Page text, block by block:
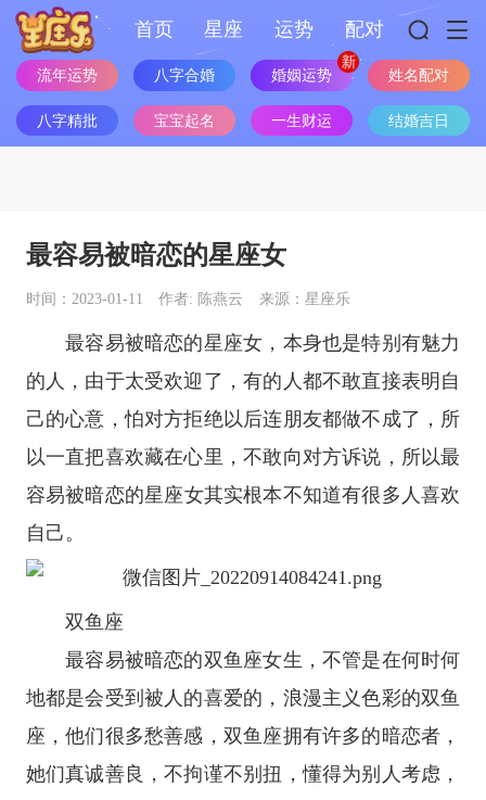
首页 星座 运势 配对
流年运势 八字合婚 婚姻运势 姓名配对
八字精批 宝宝起名 一生财运 结婚吉日
最容易被暗恋的星座女
时间：2023-01-11 作者: 陈燕云 来源：星座乐
最容易被暗恋的星座女，本身也是特别有魅力
的人，由于太受欢迎了，有的人都不敢直接表明自
己的心意，怕对方拒绝以后连朋友都做不成了，所
以一直把喜欢藏在心里，不敢向对方诉说，所以最
容易被暗恋的星座女其实根本不知道有很多人喜欢
自己。
双鱼座
最容易被暗恋的双鱼座女生，不管是在何时何
地都是会受到被人的喜爱的，浪漫主义色彩的双鱼
座，他们很多愁善感，双鱼座拥有许多的暗恋者，
她们真诚善良，不拘谨不别扭，懂得为别人考虑，